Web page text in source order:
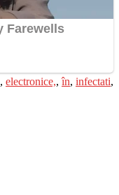
, electronice,,în, infectati,